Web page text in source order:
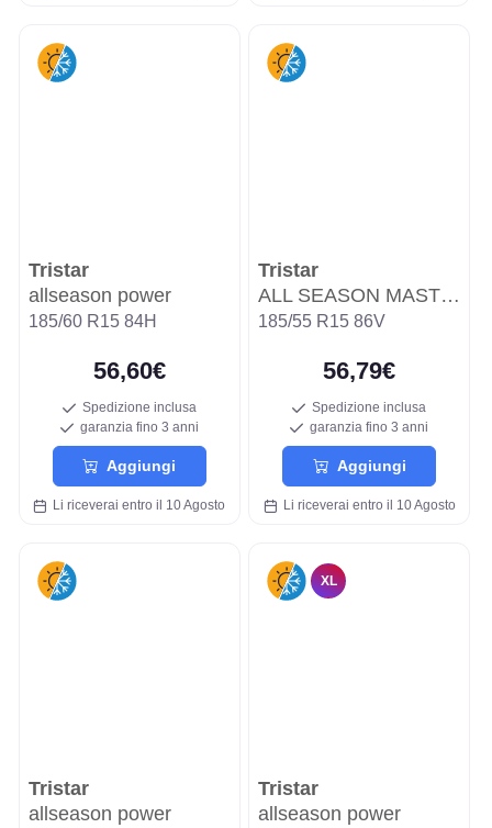
Tristar
allseason power
185/60 R15 84H
56,60€
Spedizione inclusa
garanzia fino 3 anni
Aggiungi
Li riceverai entro il 10 Agosto
Tristar
ALL SEASON MASTER
185/55 R15 86V
56,79€
Spedizione inclusa
garanzia fino 3 anni
Aggiungi
Li riceverai entro il 10 Agosto
Tristar
allseason power
XL
Tristar
allseason power